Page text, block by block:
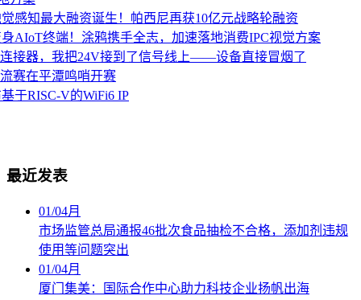
感知最大融资诞生！帕西尼再获10亿元战略轮融资
AIoT终端！涂鸦携手全志，加速落地消费IPC视觉方案
接器，我把24V接到了信号线上——设备直接冒烟了
赛在平潭鸣哨开赛
于RISC-V的WiFi6 IP
最近发表
01/04月
市场监管总局通报46批次食品抽检不合格，添加剂违规
使用等问题突出
01/04月
厦门集美：国际合作中心助力科技企业扬帆出海